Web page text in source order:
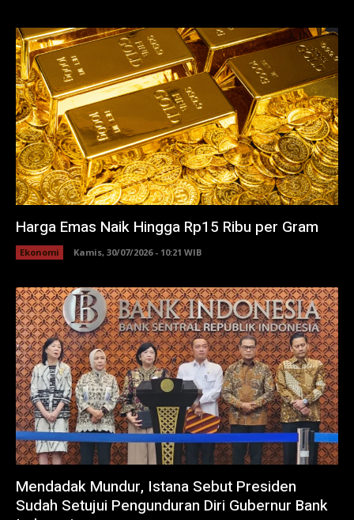
Harga Emas Naik Hingga Rp15 Ribu per Gram
Ekonomi Kamis, 30/07/2026 - 10:21 WIB
Mendadak Mundur, Istana Sebut Presiden
Sudah Setujui Pengunduran Diri Gubernur Bank